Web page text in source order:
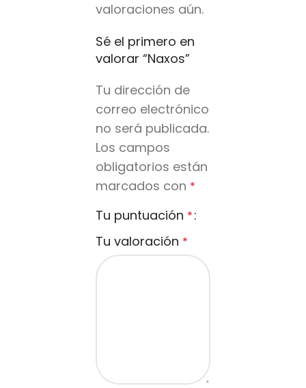
valoraciones aún.
Sé el primero en
valorar “Naxos”
Tu dirección de
correo electrónico
no será publicada.
Los campos
obligatorios están
marcados con *
Tu puntuación *
Tu valoración *